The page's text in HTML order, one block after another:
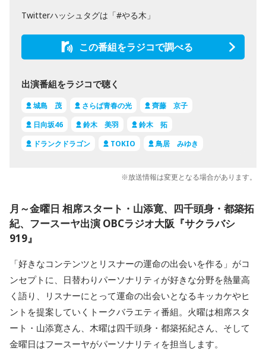
Twitterハッシュタグは「#やる木」
この番組をラジコで調べる
出演番組をラジコで聴く
城島 茂 さらば青春の光
齊藤 京子
日向坂46
鈴木 美羽
鈴木 拓
ドランクドラゴン
TOKIO 鳥居 みゆき
※放送情報は変更となる場合があります。
月～金曜日 相席スタート・山添寛、四千頭身・都築拓
紀、フースーヤ出演 OBCラジオ大阪『サクラバシ
919』
「好きなコンテンツとリスナーの運命の出会いを作る」がコ
ンセプトに、日替わりパーソナリティが好きな分野を熱量高
く語り、リスナーにとって運命の出会いとなるキッカケやヒ
ントを提案していくトークバラエティ番組。火曜は相席スタ
ート・山添寛さん、木曜は四千頭身・都築拓紀さん、そして
金曜日はフースーヤがパーソナリティを担当します。